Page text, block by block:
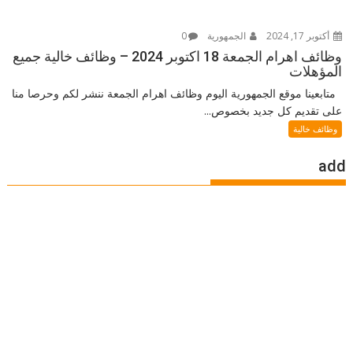
أكتوبر 17, 2024 الجمهورية 0
وظائف اهرام الجمعة 18 اكتوبر 2024 – وظائف خالية جميع
المؤهلات
متابعينا موقع الجمهورية اليوم وظائف اهرام الجمعة ننشر لكم وحرصا منا
على تقديم كل جديد بخصوص...
وظائف خالية
add